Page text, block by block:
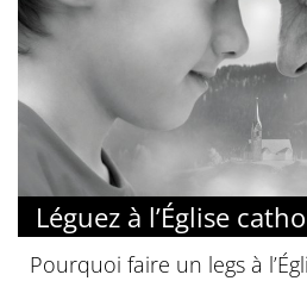
Léguez à l’Église
Pourquoi faire un legs à